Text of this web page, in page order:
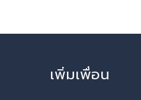
เพิ่มเพื่อน